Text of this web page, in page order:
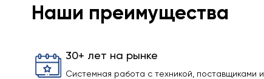
Наши преимущества
30+ лет на рынке
Системная работа с техникой, поставщиками и